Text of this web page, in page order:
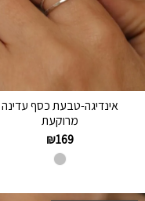
אינדיגה-טבעת כסף עדינה
מרוקעת
₪169